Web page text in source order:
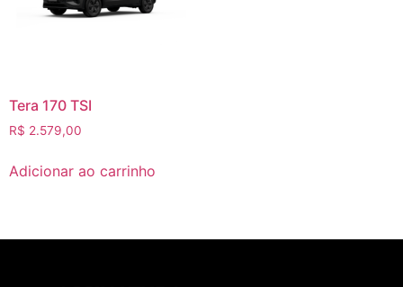
Tera 170 TSI
R$ 2.579,00
Adicionar ao carrinho